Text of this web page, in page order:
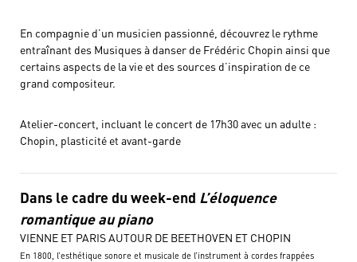
En compagnie d’un musicien passionné, découvrez le rythme
entraînant des Musiques à danser de Frédéric Chopin ainsi que
certains aspects de la vie et des sources d’inspiration de ce
grand compositeur.
Atelier-concert, incluant le concert de 17h30 avec un adulte :
Chopin, plasticité et avant-garde
Dans le cadre du week-end L’éloquence
romantique au piano
VIENNE ET PARIS AUTOUR DE BEETHOVEN ET CHOPIN
En 1800, l’esthétique sonore et musicale de l’instrument à cordes frappées